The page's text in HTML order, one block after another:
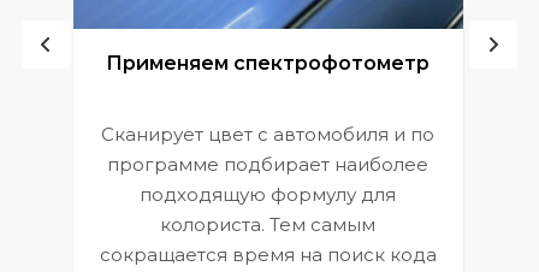
Применяем спектрофотометр
Сканирует цвет с автомобиля и по
программе подбирает наиболее
подходящую формулу для
колориста. Тем самым
сокращается время на поиск кода